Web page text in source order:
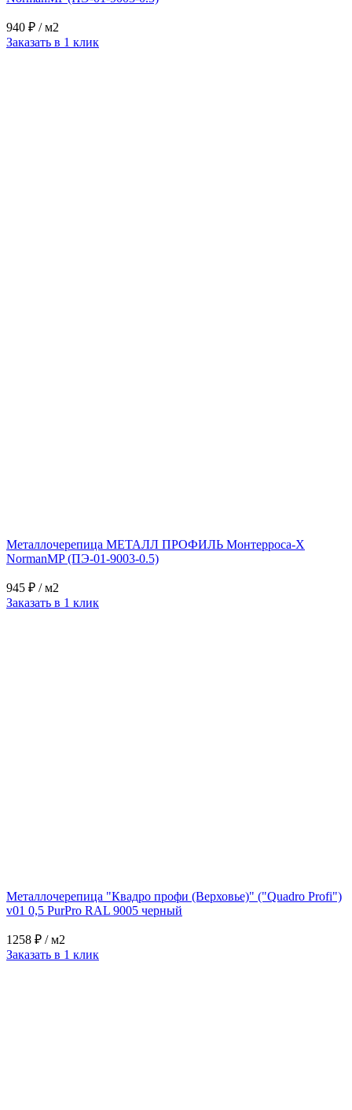
940 ₽ / м2
Заказать в 1 клик
Металлочерепица МЕТАЛЛ ПРОФИЛЬ Монтерроса-X
NormanMP (ПЭ-01-9003-0.5)
945 ₽ / м2
Заказать в 1 клик
Металлочерепица "Квадро профи (Верховье)" ("Quadro Profi")
v01 0,5 PurPro RAL 9005 черный
1258 ₽ / м2
Заказать в 1 клик